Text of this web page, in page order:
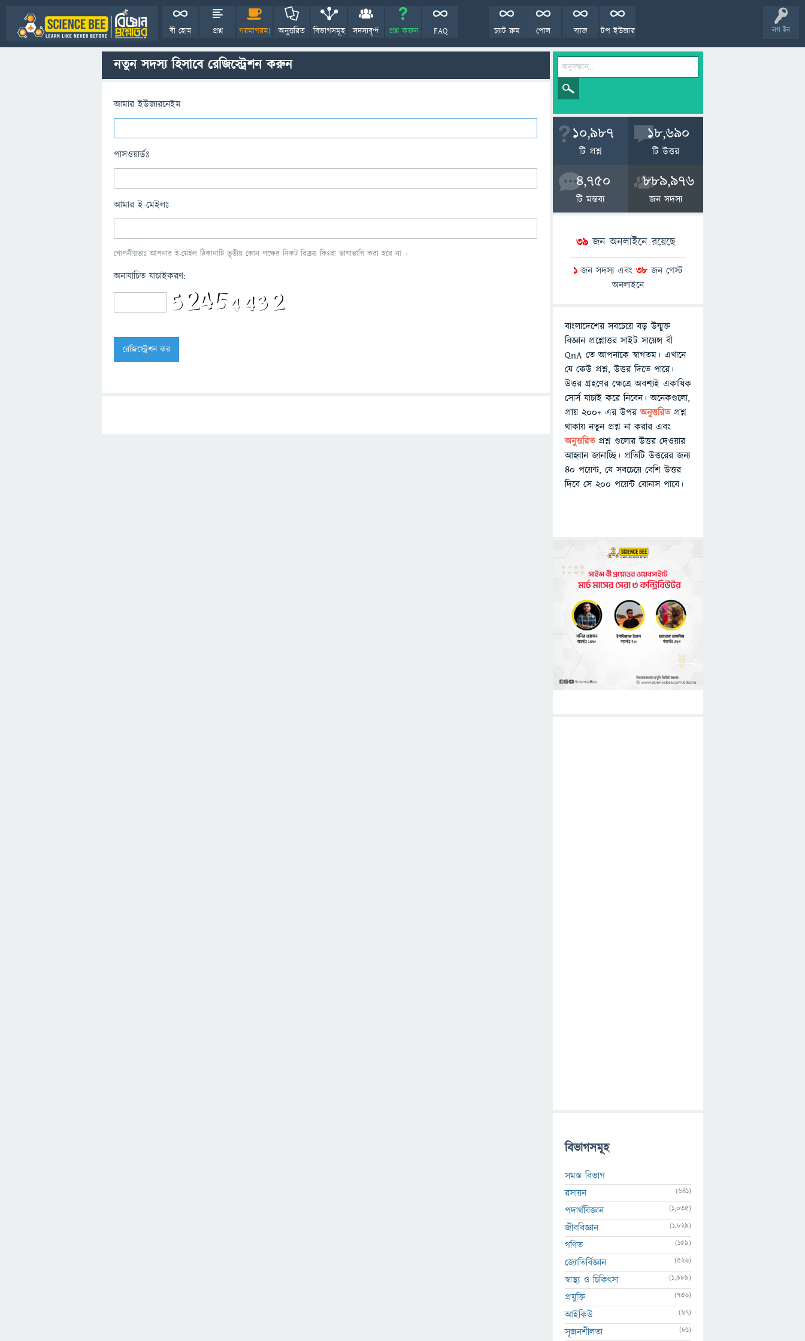
লগ ইন
বী হোম প্রশ্ন গরমাগরম! অনুত্তরিত বিভাগসমূহ সদস্যবৃন্দ প্রশ্ন করুন FAQ টপ ইউজার
ব্যাজ
পোল
চ্যাট রুম
নতুন সদস্য হিসাবে রেজিস্ট্রেশন করুন
আমার ইউজারনেইম
পাসওয়ার্ডঃ
আমার ই-মেইলঃ
গোপনীয়তাঃ আপনার ই-মেইল ঠিকানাটি তৃতীয় কোন পক্ষের নিকট বিক্রয় কিংবা ভাগাভাগি করা হবে না ।
অনাযাচিত যাচাইকরণ:
10,987
টি প্রশ্ন
18,690
টি উত্তর
4,750
টি মন্তব্য
889,976
জন সদস্য
39জন অনলাইনে রয়েছে
1 জন সদস্য এবং 38 জন গেস্ট
অনলাইনে
বাংলাদেশের সবচেয়ে বড় উন্মুক্ত
বিজ্ঞান প্রশ্নোত্তর সাইট সায়েন্স বী
QnA তে আপনাকে স্বাগতম। এখানে
যে কেউ প্রশ্ন, উত্তর দিতে পারে।
উত্তর গ্রহণের ক্ষেত্রে অবশ্যই একাধিক
সোর্স যাচাই করে নিবেন। অনেকগুলো,
প্রায় ২০০+ এর উপরঅনুত্তরিতপ্রশ্ন
থাকায় নতুন প্রশ্ন না করার এবং
অনুত্তরিত প্রশ্ন গুলোর উত্তর দেওয়ার
আহ্বান জানাচ্ছি। প্রতিটি উত্তরের জন্য
৪০ পয়েন্ট, যে সবচেয়ে বেশি উত্তর
দিবে সে ২০০ পয়েন্ট বোনাস পাবে।
বিভাগসমূহ
সমস্ত বিভাগ
রসায়ন
(641)
পদার্থবিজ্ঞান (1,035)
জীববিজ্ঞান (1,829)
গণিত (159)
জ্যোতির্বিজ্ঞান (526)
স্বাস্থ্য ও চিকিৎসা (1,989)
প্রযুক্তি (736)
আইকিউ (67)
সৃজনশীলতা (81)